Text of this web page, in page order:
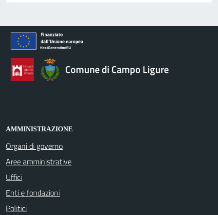
Comune di Campo Ligure
AMMINISTRAZIONE
Organi di governo
Aree amministrative
Uffici
Enti e fondazioni
Politici